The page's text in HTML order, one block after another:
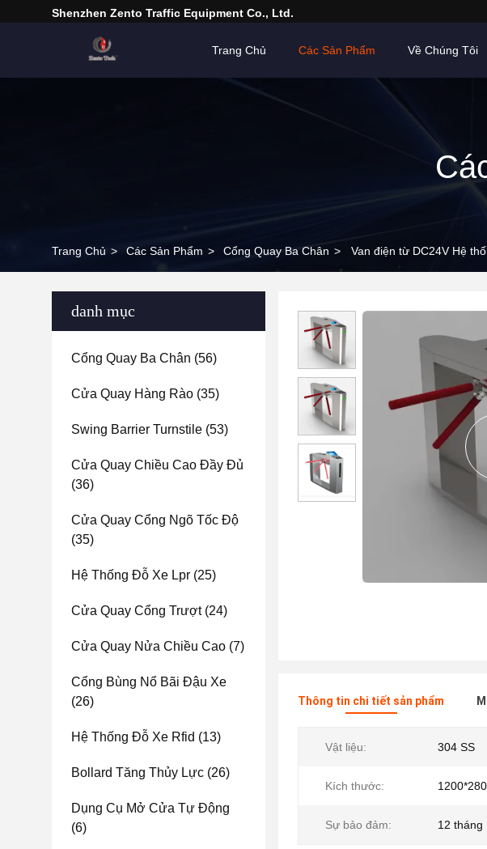
Shenzhen Zento Traffic Equipment Co., Ltd.
Trang Chủ Các Sản Phẩm Về Chúng Tôi
Trang Chủ > Các Sản Phẩm > Cổng Quay Ba Chân > Van điện từ DC24V Hệ
danh mục
Cổng Quay Ba Chân (56)
Cửa Quay Hàng Rào (35)
Swing Barrier Turnstile (53)
Cửa Quay Chiều Cao Đầy Đủ
(36)
Cửa Quay Cổng Ngõ Tốc Độ
(35)
Hệ Thống Đỗ Xe Lpr (25)
Cửa Quay Cổng Trượt(24)
Cửa Quay Nửa Chiều Cao (7)
Cổng Bùng Nổ Bãi Đậu Xe
(26)
Hệ Thống Đỗ Xe Rfid (13)
Bollard Tăng Thủy Lực (26)
Dụng Cụ Mở Cửa Tự Động
(6)
Thông tin chi tiết sản phẩm
Vật liệu: 304 SS
Kích thước:
Sự bảo đảm: 12 tháng